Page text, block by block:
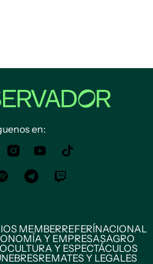
en:
MEMBERREFERÍNACIONAL
Y EMPRESASAGRO
CULTURA Y ESPECTÁCULOS
REMATES Y LEGALES